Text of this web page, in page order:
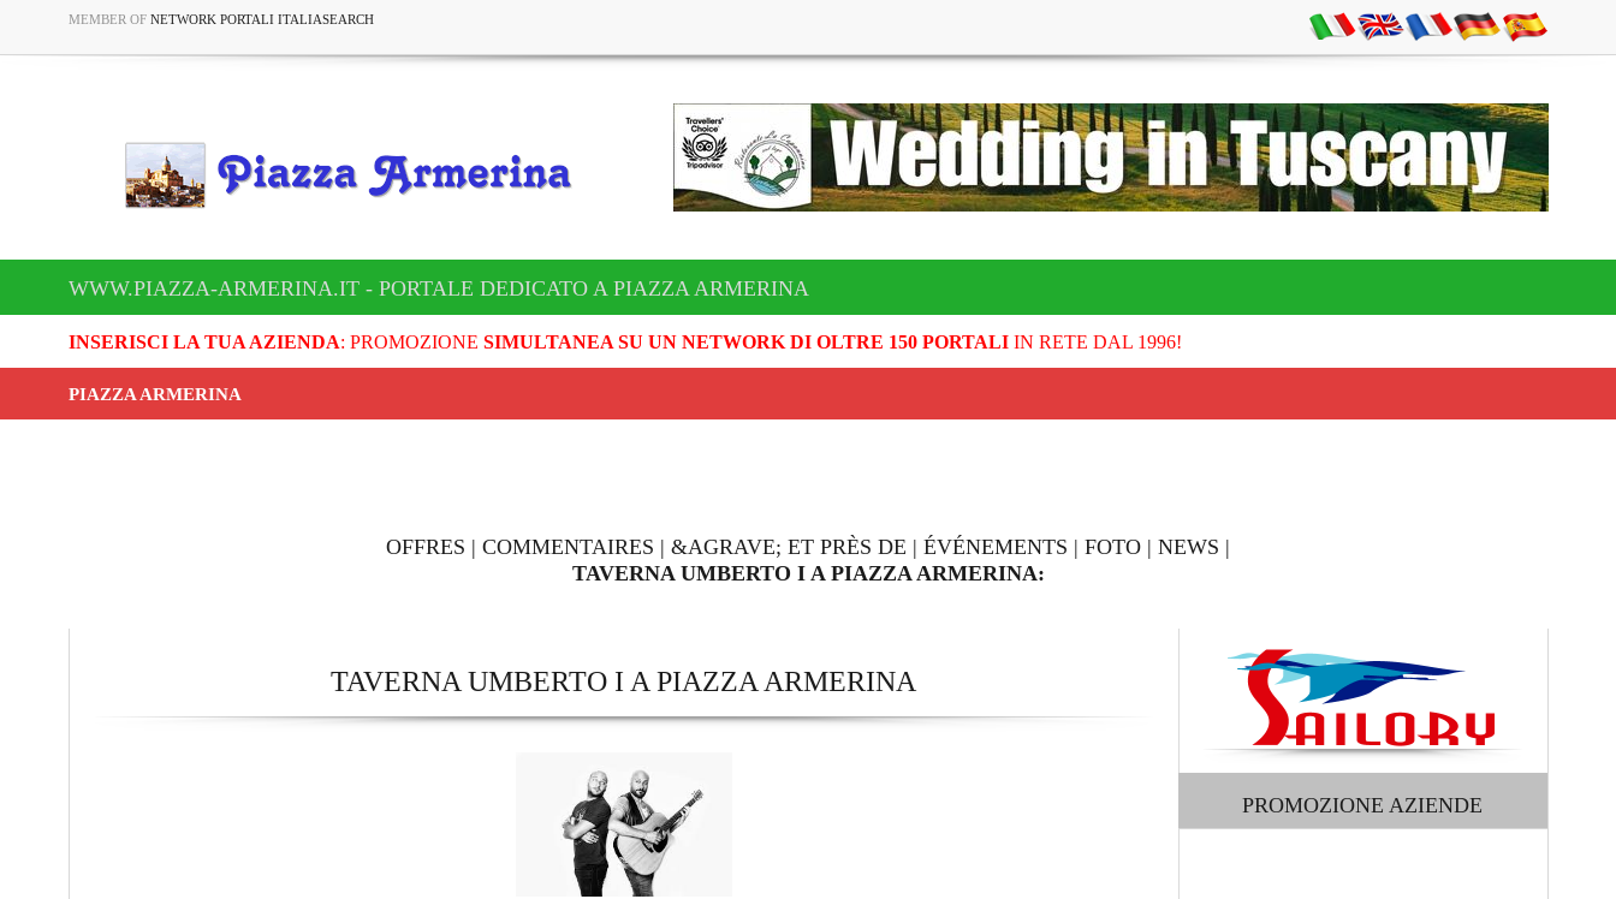
MEMBER OF NETWORK PORTALI ITALIASEARCH
WWW.PIAZZA-ARMERINA.IT - PORTALE DEDICATO A PIAZZA ARMERINA
INSERISCI LA TUA AZIENDA: PROMOZIONE SIMULTANEA SU UN NETWORK DI OLTRE 150 PORTALIIN RETE DAL 1996!
PIAZZA ARMERINA
OFFRES | COMMENTAIRES | &AGRAVE; ET PRÈS DE | ÉVÉNEMENTS | FOTO | NEWS |
TAVERNA UMBERTO I A PIAZZA ARMERINA:
TAVERNA UMBERTO I A PIAZZA ARMERINA
PROMOZIONE AZIENDE